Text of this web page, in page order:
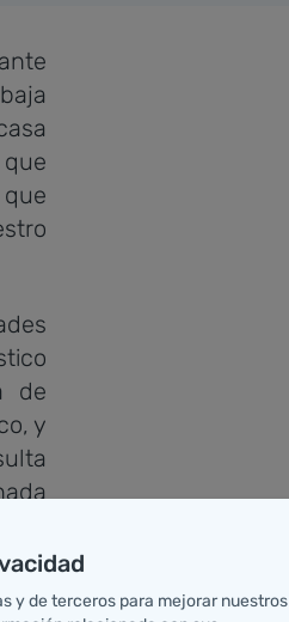
de
y
y de terceros para mejorar nuestros